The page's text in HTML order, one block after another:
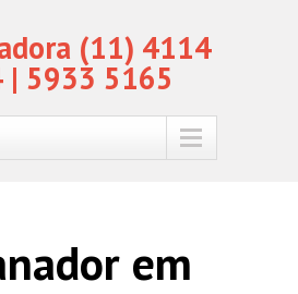
(11) 4114
| 5933 5165
em